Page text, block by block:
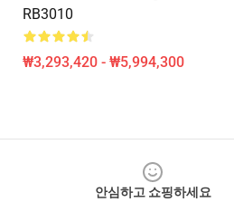
RB3010
₩3,293,420 - ₩5,994,300
안심하고 쇼핑하세요